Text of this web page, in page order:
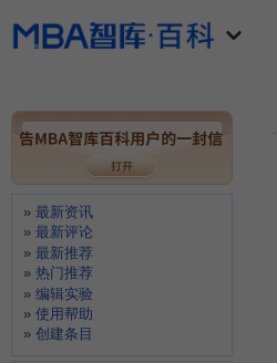
最新资讯
最新评论
最新推荐
热门推荐
编辑实验
使用帮助
创建条目